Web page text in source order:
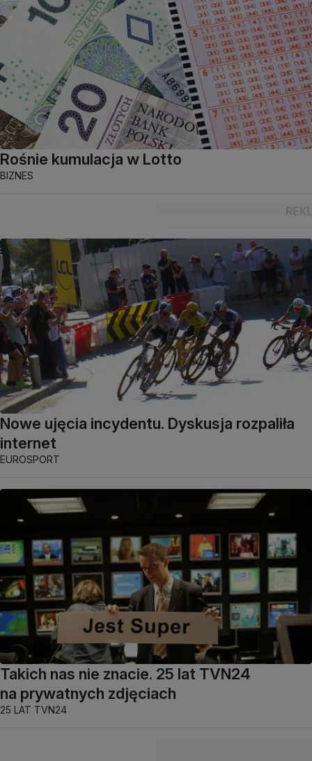
Rośnie kumulacja w Lotto
BIZNES
Nowe ujęcia incydentu. Dyskusja rozpaliła
internet
EUROSPORT
Takich nas nie znacie. 25 lat TVN24
na prywatnych zdjęciach
25 LAT TVN24